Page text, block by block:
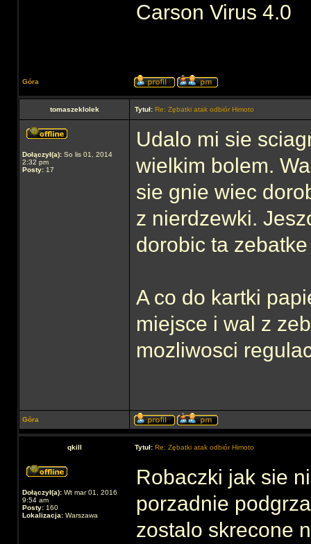
Carson Virus 4.0
Góra
tomaszeklolek Tytuł: Re: Zębatki atak odbiór Himoto
Dołączył(a): So lis 01, 2014
2:32 pm
Posty: 17
Udalo mi sie
wielkim bolem.
sie gnie wiec
z nierdzewki.
dorobic ta
A co do kartki
miejsce i wal z
mozliwosci
Góra
qkill Tytuł: Re: Zębatki atak odbiór Himoto
Dołączył(a): Wt mar 01, 2016
9:54 am
Posty: 160
Lokalizacja: Warszawa
Robaczki jak sie
porzadnie
zostalo skrecone